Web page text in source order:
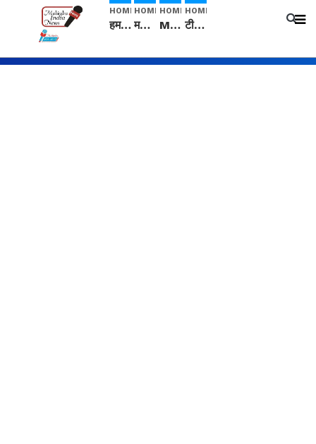
HOME
हम सनातनी..." सांसद kangana Ranaut से क्या बोली लड़की? Viral Jantar-Mantar | CJP protest
HOME
मनीषा हत्याकांड: हत्या, आत्महत्या या कोई बड़ा राज? | Full Story | Josh Haryana
HOME
Mangalsutra: हिंदू धर्म में शादी के बाद मंगलसूत्र क्यों पहनती है महिलाएं, किसने शुरु की ये परंपरा
HOME
टीम बीकेई ने एग्रीकल्चर ग्रेड की यूरिया खाद गट्टों में बदलकर टेक्निकल ग्रेड में बेचने वालों पर करवाई कार्रवाई: लखविंदर सिंह औलख